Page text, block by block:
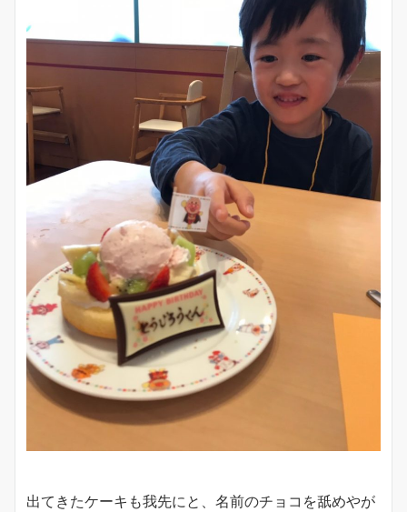
出てきたケーキも我先にと、名前のチョコを舐めやが